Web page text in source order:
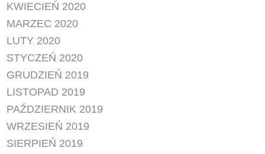
KWIECIEŃ 2020
MARZEC 2020
LUTY 2020
STYCZEŃ 2020
GRUDZIEŃ 2019
LISTOPAD 2019
PAŹDZIERNIK 2019
WRZESIEŃ 2019
SIERPIEŃ 2019